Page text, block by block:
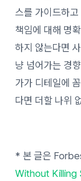
스를 가이드하
책임에 대해 명
하지 않는다면
냥 넘어가는 경
가가 디테일에
다면 더할 나위
* 본 글은
Without Killing